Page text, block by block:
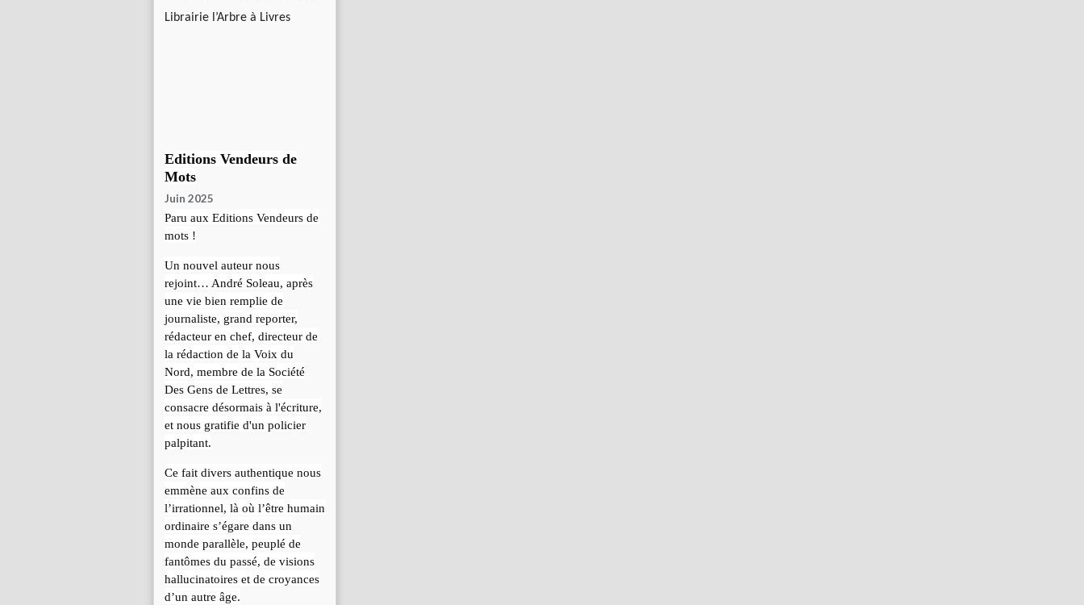
Librairie l’Arbre à Livres
Editions Vendeurs de
Mots
Juin 2025
Paru aux Editions Vendeurs de
mots !
Un nouvel auteur nous
rejoint… André Soleau, après
une vie bien remplie de
journaliste, grand reporter,
rédacteur en chef, directeur de
la rédaction de la Voix du
Nord, membre de la Société
Des Gens de Lettres, se
consacre désormais à l'écriture,
et nous gratifie d'un policier
palpitant.
Ce fait divers authentique nous
emmène aux confins de
l’irrationnel, là où l’être humain
ordinaire s’égare dans un
monde parallèle, peuplé de
fantômes du passé, de visions
hallucinatoires et de croyances
d’un autre âge.